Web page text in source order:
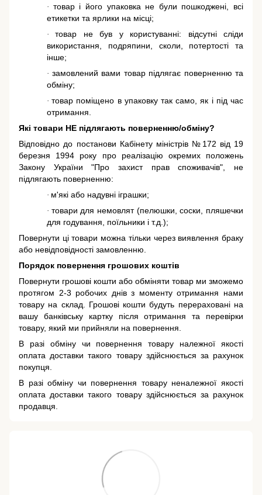
· товар і його упаковка не були пошкоджені, всі
етикетки та ярлики на місці;
·товар не був у користуванні: відсутні сліди
використання, подряпини, сколи, потертості та
інше;
· замовлений вами товар підлягає поверненню та
обміну;
·товар поміщено в упаковку так само, як і під час
отримання.
Які товари НЕ підлягають поверненню/обміну?
Відповідно до постанови Кабінету міністрів №172 від 19
березня 1994 року про реалізацію окремих положень
Закону України "Про захист прав споживачів", не
підлягають поверненню:
· м'які або надувні іграшки;
· товари для немовлят (пелюшки, соски, пляшечки
для годування, поїльники і т.д.);
Повернути ці товари можна тільки через виявлення браку
або невідповідності замовленню.
Порядок повернення грошових коштів
Повернути грошові кошти або обміняти товар ми зможемо
протягом 2-3 робочих днів з моменту отримання нами
товару на склад. Грошові кошти будуть перераховані на
вашу банківську картку після отримання та перевірки
товару, який ми прийняли на повернення.
В разі обміну чи повернення товару належної якості
оплата доставки такого товару здійснюється за рахунок
покупця.
В разі обміну чи повернення товару неналежної якості
оплата доставки такого товару здійснюється за рахунок
продавця.